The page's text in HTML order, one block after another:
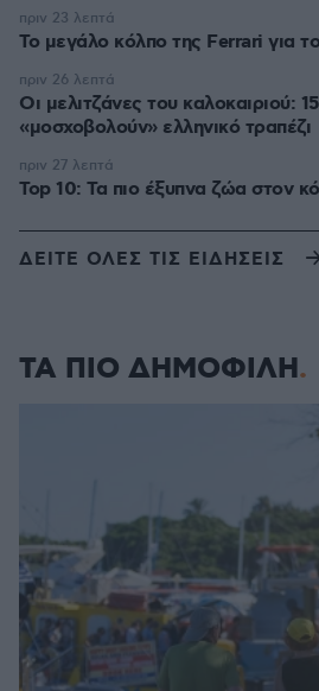
Το μεγάλο κόλπο της Ferrari για
πριν 23 λεπτά
Οι μελιτζάνες του καλοκαιριού:
«μοσχοβολούν» ελληνικό τραπέζι
πριν 26 λεπτά
Top 10: Τα πιο έξυπνα ζώα στον
πριν 27 λεπτά
ΔΕΙΤΕ ΟΛΕΣ ΤΙΣ ΕΙΔΗΣΕΙΣ
ΤΑ ΠΙΟ ΔΗΜΟΦΙΛΗ